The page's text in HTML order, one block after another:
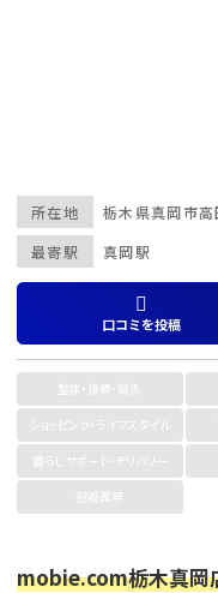
最寄駅 真岡駅
所在地 栃木県真岡市
口コミを投稿
整体・接骨・鍼灸
ショッピング・ライフスタイル
暮らしサポート・デリバリー
冠婚葬祭
mobie.com栃木真岡